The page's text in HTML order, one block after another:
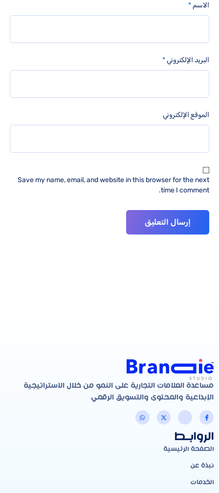
الاسم *
البريد الإلكتروني*
الموقع الإلكتروني
Save my name, email, and website in this browser for the next
time I comment.
مساعدة العلامات التجارية على النمو من خلال الاستراتيجية
الإبداعية والمحتوى والتسويق الرقمي
الروابـط
الصفحة الرئيسية
نبذة عن
الخدمات